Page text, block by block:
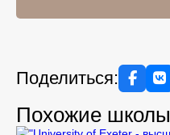
Поделиться:
Похожие школы